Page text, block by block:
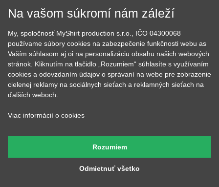
Auto - Moto
Hrnčeky
Cestovanie
EKG - moje srdce bije
Evolúcia
Film a Seriál
Geek
Hobby
Hudobné
Kvetiny
Pre kamarátky a kamarátov
Rodinné
Športy
Školské
Tehotenské tričká
Vianoce a Veľká noc
Vojenské
Na vašom súkromí nám záleží
My, spoločnosť MyShirt production s.r.o., IČO 04300068
používame súbory cookies na zabezpečenie funkčnosti webu as
Vaším súhlasom aj oi na personalizáciu obsahu našich webových
stránok. Kliknutím na tlačidlo „Rozumiem“ súhlasíte s využívaním
cookies a odovzdaním údajov o správaní na webe pre zobrazenie
cielenej reklamy na sociálnych sieťach a reklamných sieťach na
ďalších weboch.
Viac informácií o cookies
Odmietnuť všetko
Rozumiem